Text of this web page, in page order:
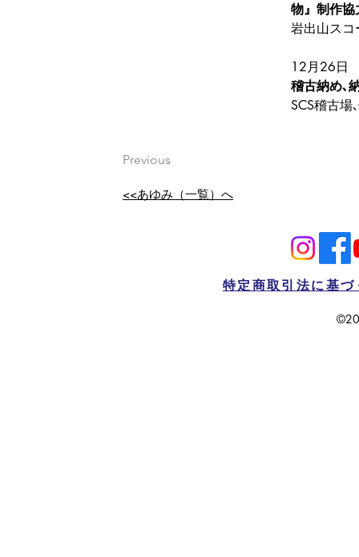
物』制作協
岩出山ス
12月26日
稽古納め､
SCS稽古場
Previous
<<あゆみ（一覧）へ
特定商取引法に基